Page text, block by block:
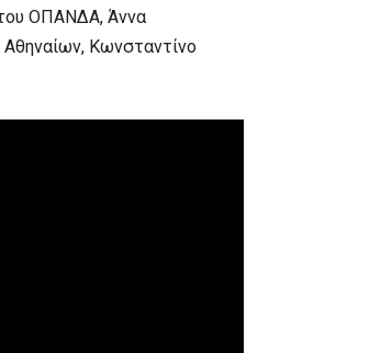
ΟΠΑΝΔΑ, Άννα
Κωνσταντίνο